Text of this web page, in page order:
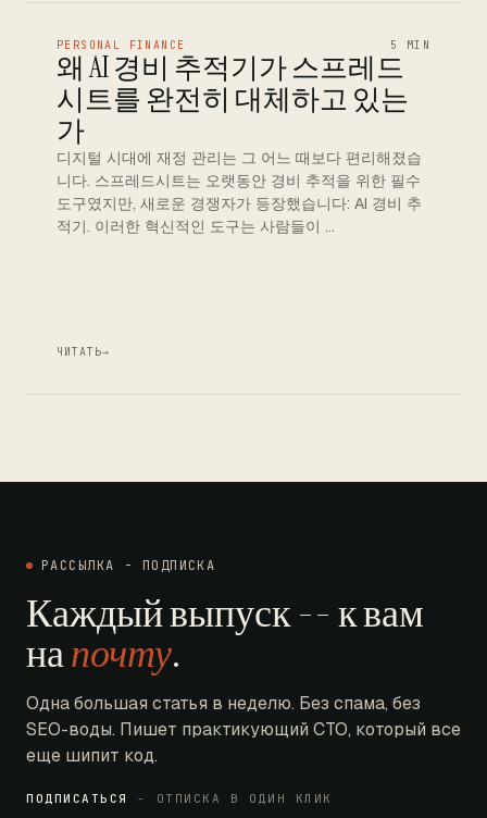
PERSONAL FINANCE 5 MIN
왜 AI 경비 추적기가 스프레드
시트를 완전히 대체하고 있는
가
디지털 시대에 재정 관리는 그 어느 때보다 편리해졌습
니다. 스프레드시트는 오랫동안 경비 추적을 위한 필수
도구였지만, 새로운 경쟁자가 등장했습니다: AI 경비 추
적기. 이러한 혁신적인 도구는 사람들이 …
ЧИТАТЬ→
РАССЫЛКА - ПОДПИСКА
Каждый выпуск -- к вам
напочту.
Одна большая статья в неделю. Без спама, без
SEO-воды. Пишет практикующий CTO, который все
еще шипит код.
ПОДПИСАТЬСЯ - ОТПИСКА В ОДИН КЛИК